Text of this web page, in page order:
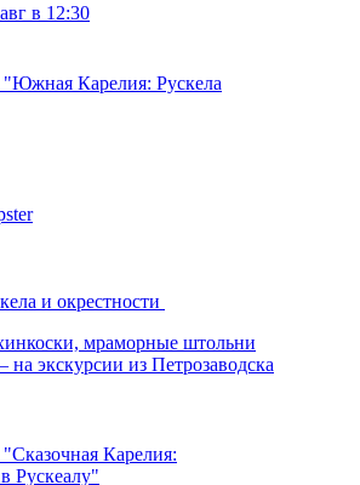
в 12:30
и окрестности
мраморные штольни
экскурсии из Петрозаводска